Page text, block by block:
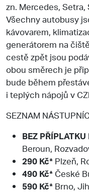
zn. Mercedes, Setra,
Všechny autobusy
kávovarem,
generátorem na
cestě zpět jsou
obou směrech je
bude během
i teplých nápojů v
SEZNAM
BEZ PŘÍPLATKU
Beroun,
290 Kč* Plzeň,
490 Kč* České
590 Kč* Brno,